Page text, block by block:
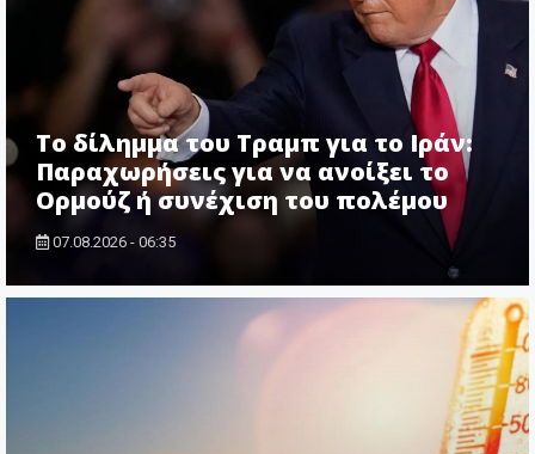
Το δίλημμα του Τραμπ για το Ιράν:
Παραχωρήσεις για να ανοίξει το
Ορμούζ ή συνέχιση του πολέμου
07.08.2026 - 06:35